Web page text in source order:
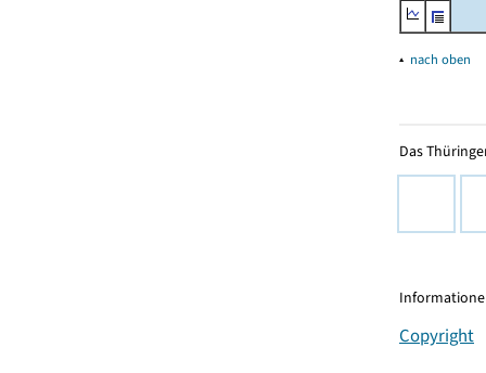
▴ nach oben
Das
Copyright